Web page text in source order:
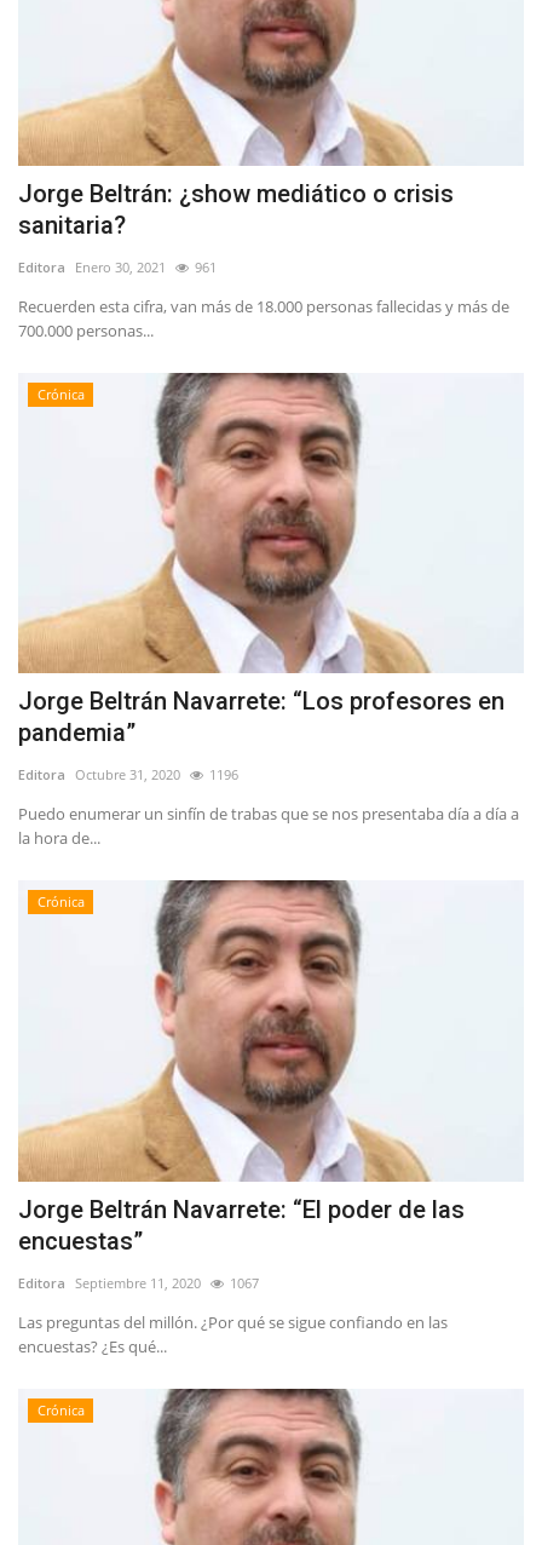
Jorge Beltrán: ¿show mediático o crisis
sanitaria?
Editora Enero 30, 2021 961
Recuerden esta cifra, van más de 18.000 personas fallecidas y más de
700.000 personas...
Crónica
Jorge Beltrán Navarrete: “Los profesores en
pandemia”
Editora Octubre 31, 2020 1196
Puedo enumerar un sinfín de trabas que se nos presentaba día a día a
la hora de...
Crónica
Jorge Beltrán Navarrete: “El poder de las
encuestas”
Editora Septiembre 11, 2020 1067
Las preguntas del millón. ¿Por qué se sigue confiando en las
encuestas? ¿Es qué...
Crónica